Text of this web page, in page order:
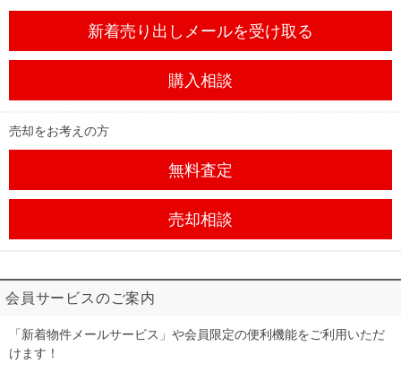
新着売り出しメールを受け取る
購入相談
売却をお考えの方
無料査定
売却相談
会員サービスのご案内
「新着物件メールサービス」や会員限定の便利機能をご利用いただ
けます！